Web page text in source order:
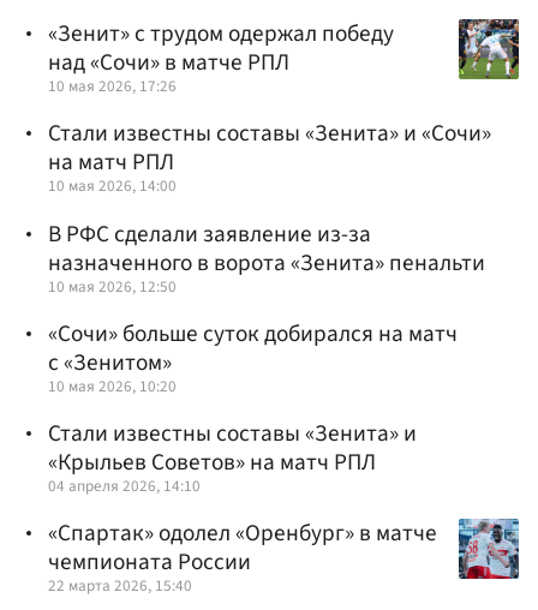
«Зенит» с трудом одержал победу
над «Сочи» в матче РПЛ
10 мая 2026, 17:26
Стали известны составы «Зенита» и «Сочи»
на матч РПЛ
10 мая 2026, 14:00
В РФС сделали заявление из-за
назначенного в ворота «Зенита» пенальти
10 мая 2026, 12:50
«Сочи» больше суток добирался на матч
с «Зенитом»
10 мая 2026, 10:20
Стали известны составы «Зенита» и
«Крыльев Советов» на матч РПЛ
04 апреля 2026, 14:10
«Спартак» одолел «Оренбург» в матче
чемпионата России
22 марта 2026, 15:40